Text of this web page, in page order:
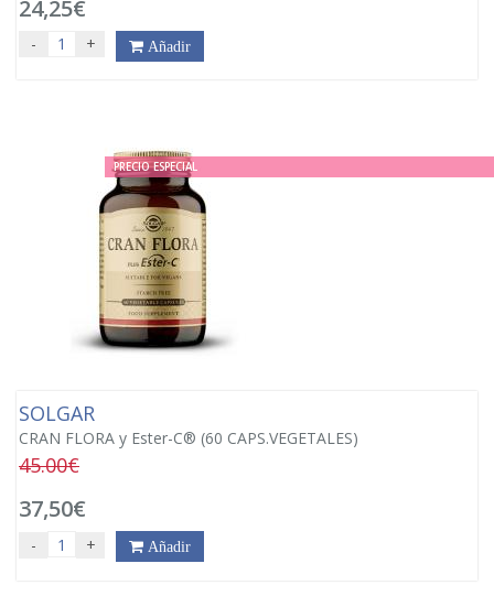
24,25€
- + Añadir
PRECIO ESPECIAL
SOLGAR
CRAN FLORA y Ester-C® (60 CAPS.VEGETALES)
45.00€
37,50€
- + Añadir